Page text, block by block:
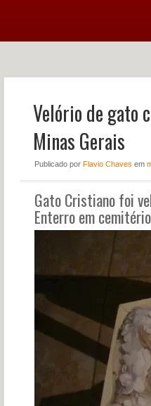
Velório de gato
Minas Gerais
Publicado por Flavio Chaves em
Gato Cristiano foi
Enterro em